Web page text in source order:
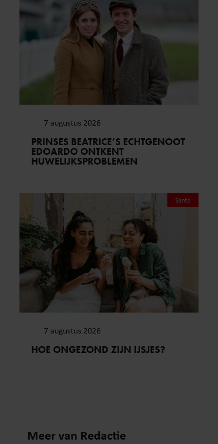
7 augustus 2026
PRINSES BEATRICE’S ECHTGENOOT
EDOARDO ONTKENT
HUWELIJKSPROBLEMEN
Sante
7 augustus 2026
HOE ONGEZOND ZIJN IJSJES?
Meer van Redactie